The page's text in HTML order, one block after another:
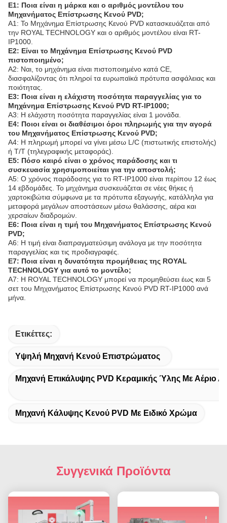
Ε1: Ποια είναι η μάρκα και ο αριθμός μοντέλου του
Μηχανήματος Επίστρωσης Κενού PVD;
Α1: Το Μηχάνημα Επίστρωσης Κενού PVD κατασκευάζεται από
την ROYAL TECHNOLOGY και ο αριθμός μοντέλου είναι RT-
IP1000.
Ε2: Είναι το Μηχάνημα Επίστρωσης Κενού PVD
πιστοποιημένο;
Α2: Ναι, το μηχάνημα είναι πιστοποιημένο κατά CE,
διασφαλίζοντας ότι πληροί τα ευρωπαϊκά πρότυπα ασφάλειας και
ποιότητας.
Ε3: Ποια είναι η ελάχιστη ποσότητα παραγγελίας για το
Μηχάνημα Επίστρωσης Κενού PVD RT-IP1000;
Α3: Η ελάχιστη ποσότητα παραγγελίας είναι 1 μονάδα.
Ε4: Ποιοι είναι οι διαθέσιμοι όροι πληρωμής για την αγορά
του Μηχανήματος Επίστρωσης Κενού PVD;
Α4: Η πληρωμή μπορεί να γίνει μέσω L/C (πιστωτικής επιστολής)
ή T/T (τηλεγραφικής μεταφοράς).
Ε5: Πόσο καιρό είναι ο χρόνος παράδοσης και τι
συσκευασία χρησιμοποιείται για την αποστολή;
Α5: Ο χρόνος παράδοσης για το RT-IP1000 είναι περίπου 12 έως
14 εβδομάδες. Το μηχάνημα συσκευάζεται σε νέες θήκες ή
χαρτοκιβώτια σύμφωνα με τα πρότυπα εξαγωγής, κατάλληλα για
μεταφορά μεγάλων αποστάσεων μέσω θαλάσσης, αέρα και
χερσαίων διαδρομών.
Ε6: Ποια είναι η τιμή του Μηχανήματος Επίστρωσης Κενού
PVD;
Α6: Η τιμή είναι διαπραγματεύσιμη ανάλογα με την ποσότητα
παραγγελίας και τις προδιαγραφές.
Ε7: Ποια είναι η δυνατότητα προμήθειας της ROYAL
TECHNOLOGY για αυτό το μοντέλο;
Α7: Η ROYAL TECHNOLOGY μπορεί να προμηθεύσει έως και 5
σετ του Μηχανήματος Επίστρωσης Κενού PVD RT-IP1000 ανά
μήνα.
Ετικέττες:
Υψηλή Μηχανή Κενού Επιστρώματος
Μηχανή Επικάλυψης PVD Κεραμικής Ύλης Με Αέριο
Μηχανή Κάλυψης Κενού PVD Με Ειδικό Χρώμα
Συγγενικά Προϊόντα